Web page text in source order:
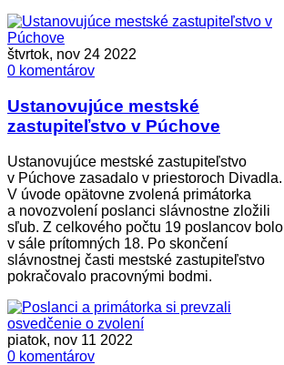
štvrtok, nov 24 2022
0 komentárov
Ustanovujúce mestské
zastupiteľstvo v Púchove
Ustanovujúce mestské zastupiteľstvo
v Púchove zasadalo v priestoroch Divadla.
V úvode opätovne zvolená primátorka
a novozvolení poslanci slávnostne zložili
sľub. Z celkového počtu 19 poslancov bolo
v sále prítomných 18. Po skončení
slávnostnej časti mestské zastupiteľstvo
pokračovalo pracovnými bodmi.
piatok, nov 11 2022
0 komentárov